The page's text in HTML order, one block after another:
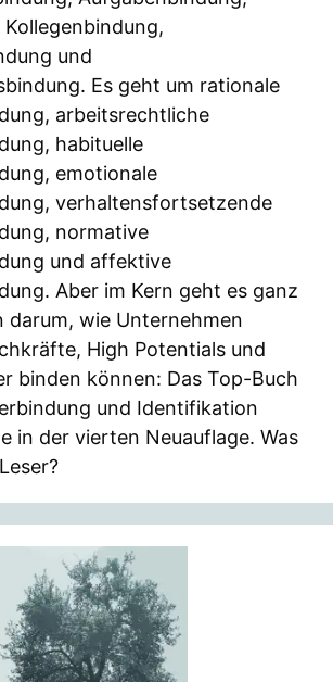
und
Es geht um rationale
arbeitsrechtliche
habituelle
emotionale
verhaltensfortsetzende
normative
und affektive
Aber im Kern geht es ganz
darum, wie Unternehmen
High Potentials und
binden können: Das Top-Buch
und Identifikation
in der vierten Neuauflage. Was